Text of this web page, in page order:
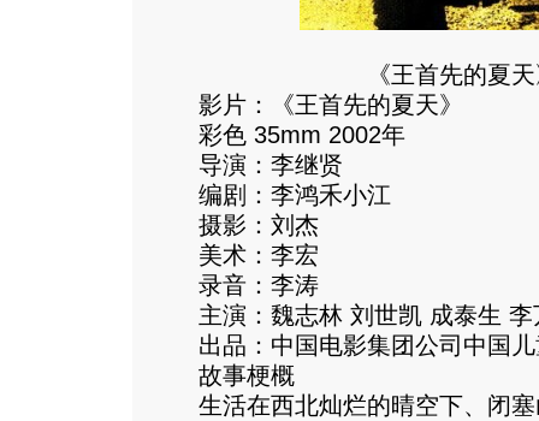
《王首先的夏
影片：《王首先的夏天》
彩色 35mm 2002年
导演：李继贤
编剧：李鸿禾小江
摄影：刘杰
美术：李宏
录音：李涛
主演：魏志林 刘世凯 成泰生 李
出品：中国电影集团公司中国儿
故事梗概
生活在西北灿烂的晴空下、闭塞